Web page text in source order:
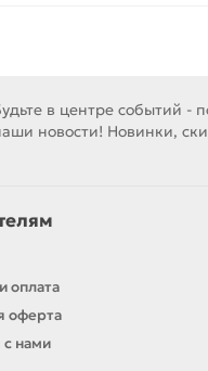
в центре событий -
новости! Новинки,
оплата
оферта
с нами